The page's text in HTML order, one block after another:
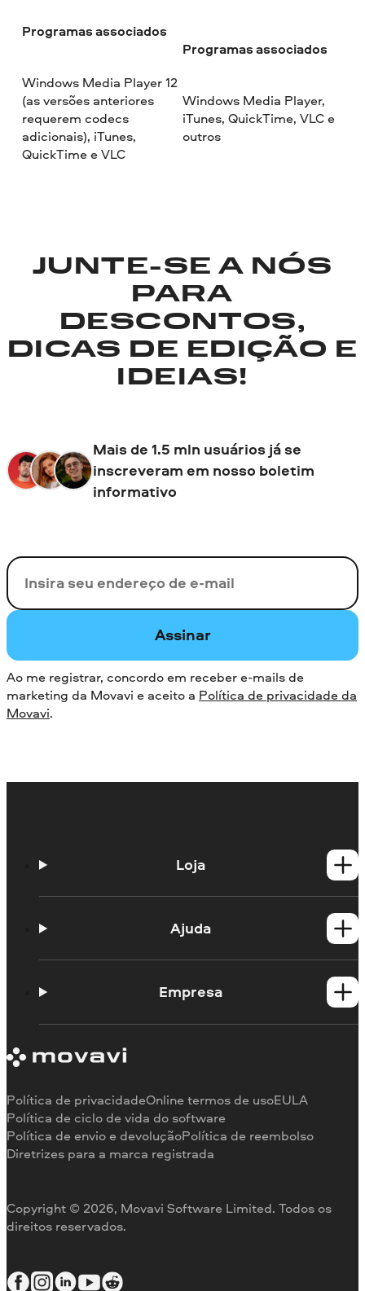
Programas associados
Windows Media Player 12
(as versões anteriores
requerem codecs
adicionais), iTunes,
QuickTime e VLC
Programas associados
Windows Media Player,
iTunes, QuickTime, VLC e
outros
JUNTE-SE A NÓS
PARA
DESCONTOS,
DICAS DE EDIÇÃO E
IDEIAS!
Mais de 1.5 mln usuários já se
inscreveram em nosso boletim
informativo
Seu e-mail
Assinar
Ao me registrar, concordo em receber e-mails de
marketing da Movavi e aceito a Política de privacidade da
Movavi.
Loja
Produtos para Mac Ajuda
Portal de aprendizagem
Limitações da versão de teste
Reembolso
Empresa
Testemunhos
Por que nos escolher
Para o trabalho
Copyright © 2026, Movavi Software Limited. Todos os
direitos reservados.
Política de privacidadeOnline termos de usoEULA
Política de ciclo de vida do software
Política de envio e devoluçãoPolítica de reembolso
Diretrizes para a marca registrada